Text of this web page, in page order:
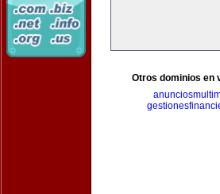
Otros dominios en